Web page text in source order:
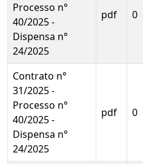
Processo n°
40/2025 -
Dispensa n°
24/2025
pdf 0
Contrato n°
31/2025 -
Processo n°
40/2025 -
Dispensa n°
24/2025
pdf 0